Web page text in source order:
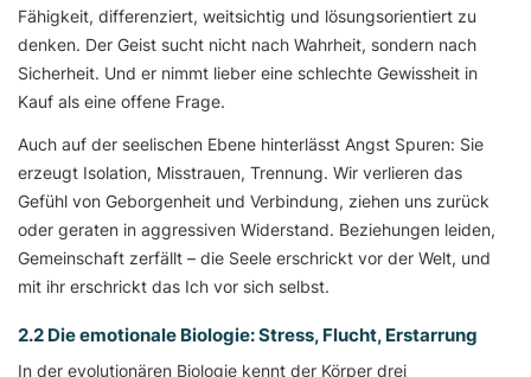
Fähigkeit, differenziert, weitsichtig und lösungsorientiert zu
denken. Der Geist sucht nicht nach Wahrheit, sondern nach
Sicherheit. Und er nimmt lieber eine schlechte Gewissheit in
Kauf als eine offene Frage.
Auch auf der seelischen Ebene hinterlässt Angst Spuren: Sie
erzeugt Isolation, Misstrauen, Trennung. Wir verlieren das
Gefühl von Geborgenheit und Verbindung, ziehen uns zurück
oder geraten in aggressiven Widerstand. Beziehungen leiden,
Gemeinschaft zerfällt – die Seele erschrickt vor der Welt, und
mit ihr erschrickt das Ich vor sich selbst.
2.2 Die emotionale Biologie: Stress, Flucht, Erstarrung
In der evolutionären Biologie kennt der Körper drei